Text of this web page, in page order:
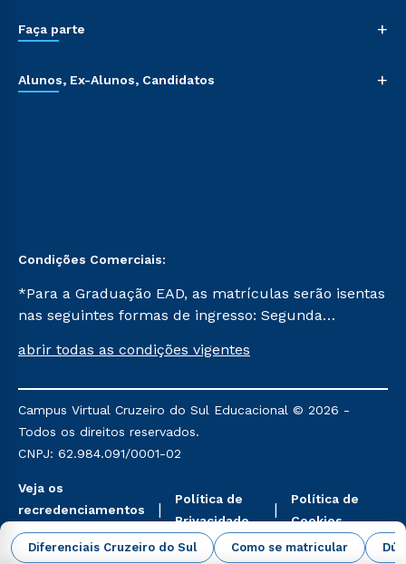
Diferenciais Cruzeiro do Sul Como se matricular
Faça parte +
Alunos, Ex-Alunos, Candidatos +
Condições Comerciais:
*Para a Graduação EAD, as matrículas serão isentas
nas seguintes formas de ingresso: Segunda
Já para as demais, a taxa de matrícula será de R$
mencionadas são referentes aos cursos: Ensino
Religioso, Geografia para a Docência e Metodologia
do Ensino de História: Questões Atuais.
abrir todas as condições vigentes
Campus Virtual Cruzeiro do Sul Educacional © 2026 -
Todos os direitos reservados.
CNPJ: 62.984.091/0001-02
Veja os
recredenciamentos
aqui
Política de
Privacidade
Política de
Cookies